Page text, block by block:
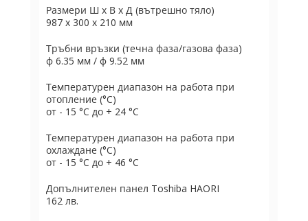
Размери Ш х В х Д (вътрешно тяло)
987 x 300 x 210 мм
Тръбни връзки (течна фаза/газова фаза)
ф 6.35 мм / ф 9.52 мм
Температурен диапазон на работа при
отопление (°C)
от - 15 °C до + 24 °C
Температурен диапазон на работа при
охлаждане (°C)
от - 15 °C до + 46 °C
Допълнителен панел Toshiba HAORI
162 лв.